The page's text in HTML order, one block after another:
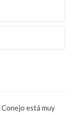
está muy